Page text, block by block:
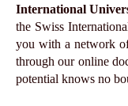
International
the Swiss
you with a network
through our online
potential knows no